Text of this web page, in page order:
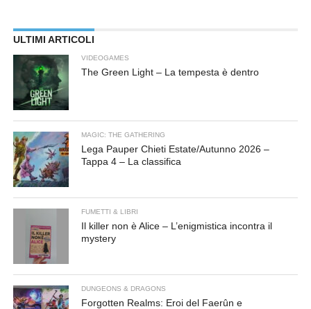
ULTIMI ARTICOLI
VIDEOGAMES
The Green Light – La tempesta è dentro
MAGIC: THE GATHERING
Lega Pauper Chieti Estate/Autunno 2026 –
Tappa 4 – La classifica
FUMETTI & LIBRI
Il killer non è Alice – L’enigmistica incontra il
mystery
DUNGEONS & DRAGONS
Forgotten Realms: Eroi del Faerûn e